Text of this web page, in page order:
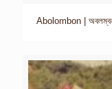
Abolombon |